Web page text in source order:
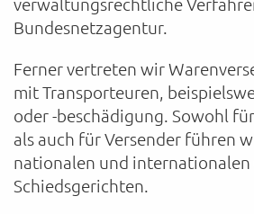
Bundesnetzagentur.
Ferner vertreten wir
mit Transporteuren,
oder -beschädigung. Sowohl
als auch für Versender führen
nationalen und internationalen
Schiedsgerichten.